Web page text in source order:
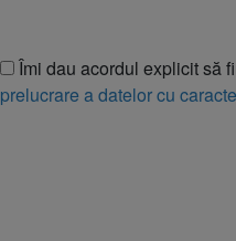
Îmi dau acordul explicit să
prelucrare a datelor cu